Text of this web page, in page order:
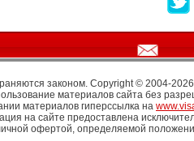
законом. Copyright © 2004-
материалов сайта без
материалов гиперссылка на
на сайте предоставлена
офертой, определяемой